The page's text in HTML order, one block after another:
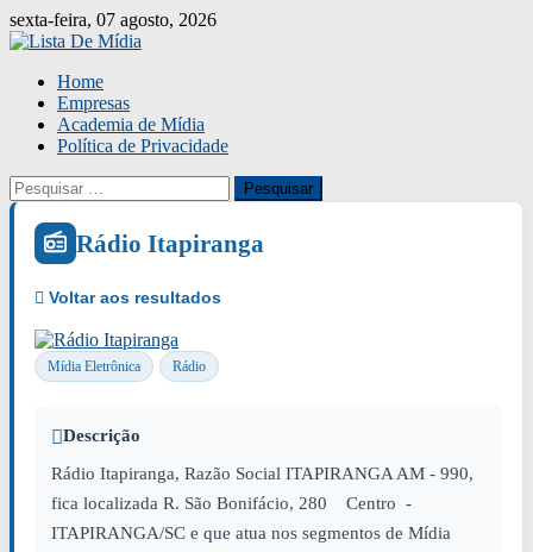
Skip
to
sexta-feira, 07 agosto, 2026
Home
Empresas
Academia de Mídia
Política de Privacidade
Pesquisar
por:
Rádio Itapiranga
Mídia Eletrônica Rádio
Descrição
Rádio Itapiranga, Razão Social ITAPIRANGA AM - 990,
fica localizada R. São Bonifácio, 280 Centro -
ITAPIRANGA/SC e que atua nos segmentos de Mídia